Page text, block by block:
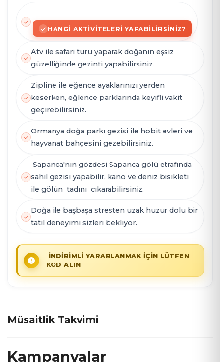
HANGI AKTIVITELERI YAPABILIRSINIZ?
Atv ile safari turu yaparak doğanın eşsiz
güzelliğinde gezinti yapabilirsiniz.
Zipline ile eğence ayaklarınızı yerden
keserken, eğlence parklarında keyifli vakit
geçirebilirsiniz.
Ormanya doğa parkı gezisi ile hobit evleri ve
hayvanat bahçesini gezebilirsiniz.
Sapanca'nın gözdesi Sapanca gölü etrafında
sahil gezisi yapabilir, kano ve deniz bisikleti
ile gölün tadını cıkarabilirsiniz.
Doğa ile başbaşa stresten uzak huzur dolu bir
tatil deneyimi sizleri bekliyor.
İNDİRİMLİ YARARLANMAK İÇİN LÜTFEN
KOD ALIN
Müsaitlik Takvimi
Kampanyalar